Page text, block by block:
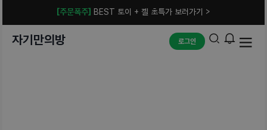
[주문폭주] BEST 토이 + 젤 초특가 보러가기 >
자기만의방 로그인